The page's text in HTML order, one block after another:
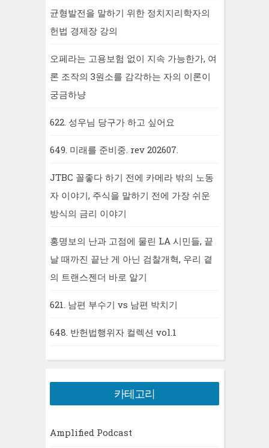
균형발전을 말하기 위한 정치지리학자의
헌법 경제장 강의
오페라는 고용보험 없이 지속 가능한가, 여
론 조작의 3원소를 감각하는 자의 이론이
궁금하냥
622. 성우님 당구가 하고 싶어요
649. 미래를 준비중. rev 202607.
JTBC 꼴좋다 하기 전에 카메라 밖의 노동
자 이야기, 주식을 말하기 전에 가장 쉬운
방식의 금리 이야기
홍명보의 난과 고점에 물린 LA 시민들, 끝
날 때까진 끝난 게 아닌 검찰개혁, 우리 곁
의 트랜스젠더 바로 알기
621. 남편 부수기 vs 남편 박치기
648. 반헌법행위자 컬렉션 vol.1
카테고리
Amplified Podcast